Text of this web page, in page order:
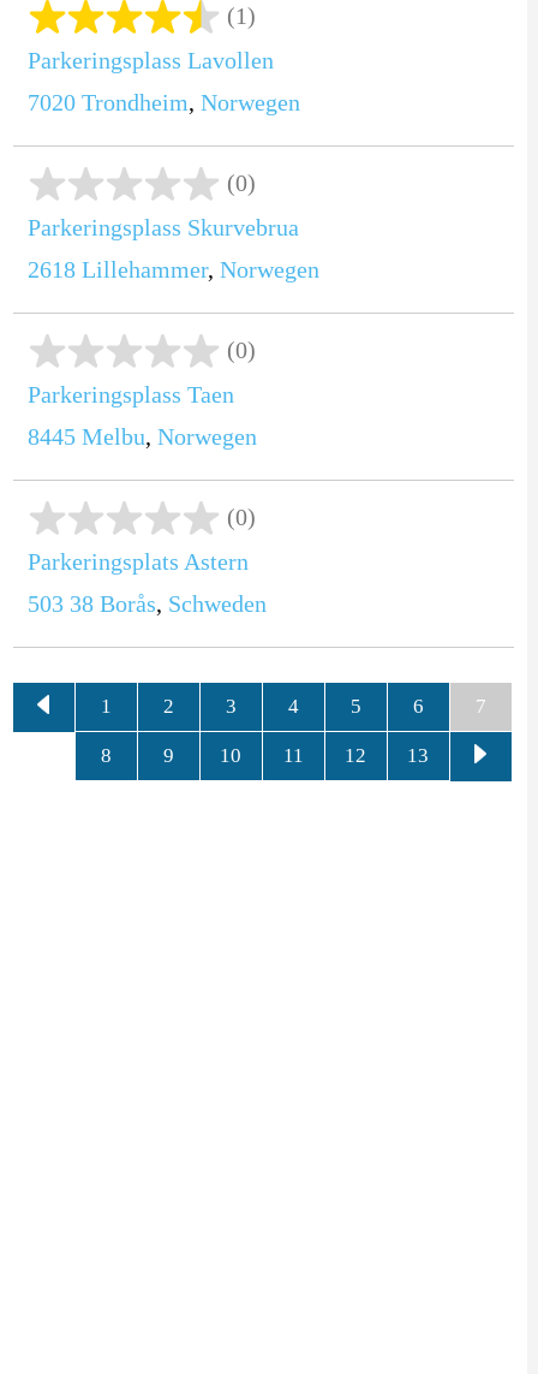
(1)
Parkeringsplass Lavollen
7020 Trondheim, Norwegen
(0)
Parkeringsplass Skurvebrua
2618 Lillehammer, Norwegen
(0)
Parkeringsplass Taen
8445 Melbu, Norwegen
(0)
Parkeringsplats Astern
503 38 Borås, Schweden
1 2 3 4 5 6 7
8 9 10 11 12 13